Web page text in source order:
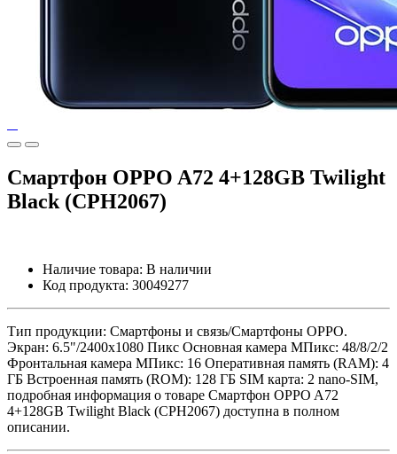
Смартфон OPPO A72 4+128GB Twilight
Black (CPH2067)
Наличие товара: В наличии
Код продукта: 30049277
Тип продукции: Смартфоны и связь/Смартфоны OPPO.
Экран: 6.5"/2400x1080 Пикс Основная камера МПикс: 48/8/2/2
Фронтальная камера МПикс: 16 Оперативная память (RAM): 4
ГБ Встроенная память (ROM): 128 ГБ SIM карта: 2 nano-SIM,
подробная информация о товаре Смартфон OPPO A72
4+128GB Twilight Black (CPH2067) доступна в полном
описании.